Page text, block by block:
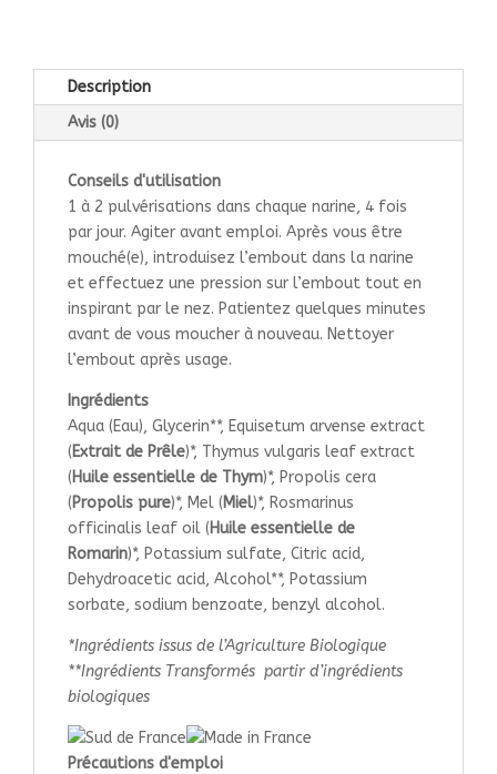
Description
Avis (0)
Conseils d'utilisation
1 à 2 pulvérisations dans chaque narine, 4 fois
par jour. Agiter avant emploi. Après vous être
mouché(e), introduisez l’embout dans la narine
et effectuez une pression sur l’embout tout en
inspirant par le nez. Patientez quelques minutes
avant de vous moucher à nouveau. Nettoyer
l’embout après usage.
Ingrédients
Aqua (Eau), Glycerin**, Equisetum arvense extract
(Extrait de Prêle)*, Thymus vulgaris leaf extract
(Huile essentielle de Thym)*, Propolis cera
(Propolis pure)*, Mel (Miel)*, Rosmarinus
officinalis leaf oil (Huile essentielle de
Romarin)*, Potassium sulfate, Citric acid,
Dehydroacetic acid, Alcohol**, Potassium
sorbate, sodium benzoate, benzyl alcohol.
*Ingrédients issus de l’Agriculture Biologique
**Ingrédients Transformés partir d’ingrédients
biologiques
Précautions d'emploi